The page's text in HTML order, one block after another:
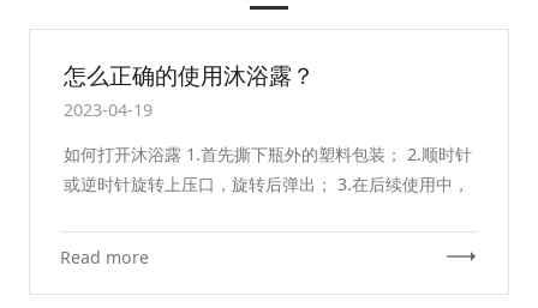
包装； 2.顺时针
后续使用中，
如何保存沐浴露？
沐浴露的保质期 沐浴露的保质期约为三年
在打开后的过期时间是不同的。建议检查